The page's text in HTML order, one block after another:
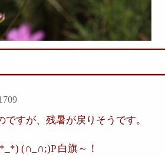
すが、残暑が戻りそうです。
(∩_∩;)P 白旗～！